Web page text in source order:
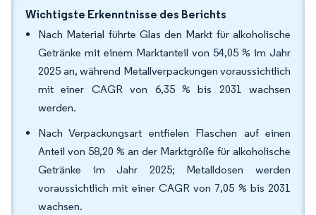
Wichtigste Erkenntnisse des Berichts
Nach Material führte Glas den Markt für alkoholische
Getränke mit einem Marktanteil von 54,05 % im Jahr
2025 an, während Metallverpackungen voraussichtlich
mit einer CAGR von 6,35 % bis 2031 wachsen
werden.
Nach Verpackungsart entfielen Flaschen auf einen
Anteil von 58,20 % an der Marktgröße für alkoholische
Getränke im Jahr 2025; Metalldosen werden
voraussichtlich mit einer CAGR von 7,05 % bis 2031
wachsen.